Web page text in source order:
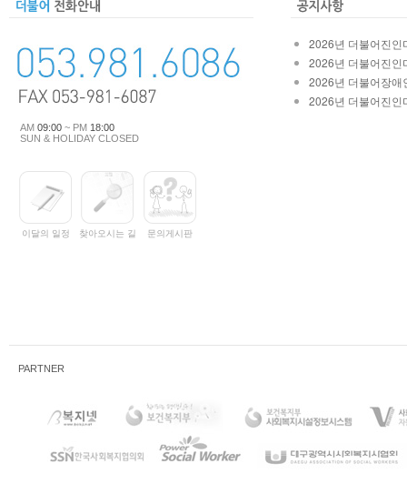
AM 09:00 ~ PM 18:00
SUN & HOLIDAY CLOSED
이달의 일정 찾아오시는 길 문의게시판
2026년 더불어진인
2026년 더불어진인
2026년 더불어장애
2026년 더불어진인
PARTNER